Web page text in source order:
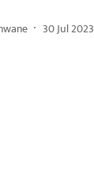
30 Jul 2023